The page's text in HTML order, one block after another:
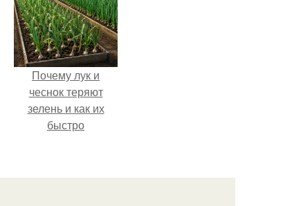
Почему лук и
чеснок теряют
зелень и как их
быстро